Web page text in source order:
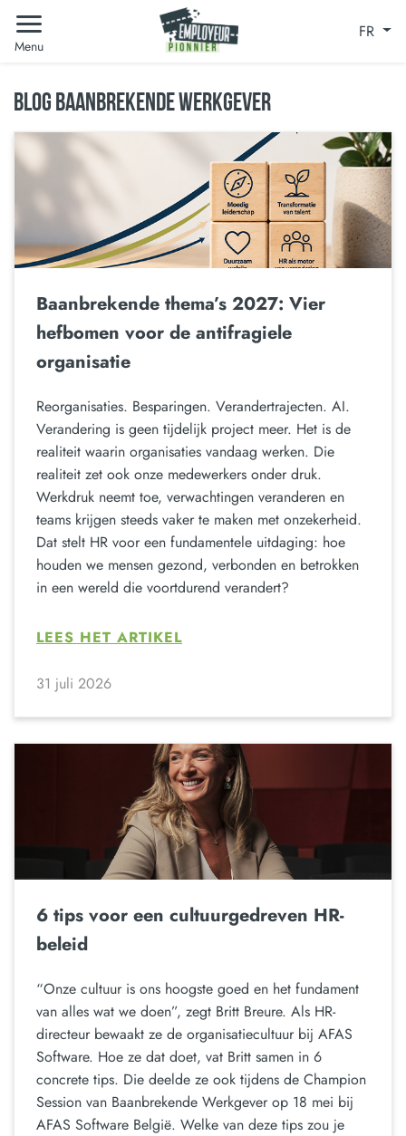
Menu
FR
BLOG BAANBREKENDE WERKGEVER
Baanbrekende thema’s 2027: Vier
hefbomen voor de antifragiele
organisatie
Reorganisaties. Besparingen. Verandertrajecten. AI.
Verandering is geen tijdelijk project meer. Het is de
realiteit waarin organisaties vandaag werken. Die
realiteit zet ook onze medewerkers onder druk.
Werkdruk neemt toe, verwachtingen veranderen en
teams krijgen steeds vaker te maken met onzekerheid.
Dat stelt HR voor een fundamentele uitdaging: hoe
houden we mensen gezond, verbonden en betrokken
in een wereld die voortdurend verandert?
LEES HET ARTIKEL
31 juli 2026
6 tips voor een cultuurgedreven HR-
beleid
“Onze cultuur is ons hoogste goed en het fundament
van alles wat we doen”, zegt Britt Breure. Als HR-
directeur bewaakt ze de organisatiecultuur bij AFAS
Software. Hoe ze dat doet, vat Britt samen in 6
concrete tips. Die deelde ze ook tijdens de Champion
Session van Baanbrekende Werkgever op 18 mei bij
AFAS Software België. Welke van deze tips zou je